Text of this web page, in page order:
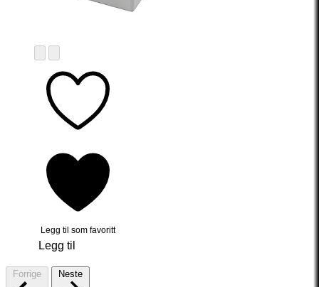
Legg til som favoritt
Legg til
Forrige Neste